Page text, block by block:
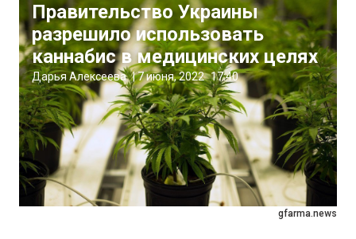
gfarma.news
Правительство Украины
разрешило использовать
каннабис в медицинских целях
Дарья Алексеева |7 июня, 2022 17:40